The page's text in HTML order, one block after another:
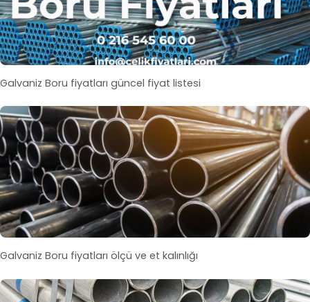
Galvaniz Boru fiyatları güncel fiyat listesi
Galvaniz Boru fiyatları ölçü ve et kalınlığı